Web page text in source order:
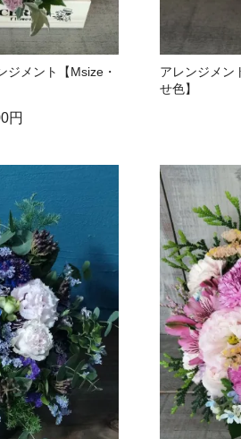
ジメント【Msize・
円
アレンジメ
せ色】